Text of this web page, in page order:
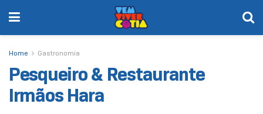
Home Gastronomia
Pesqueiro & Restaurante
Irmãos Hara